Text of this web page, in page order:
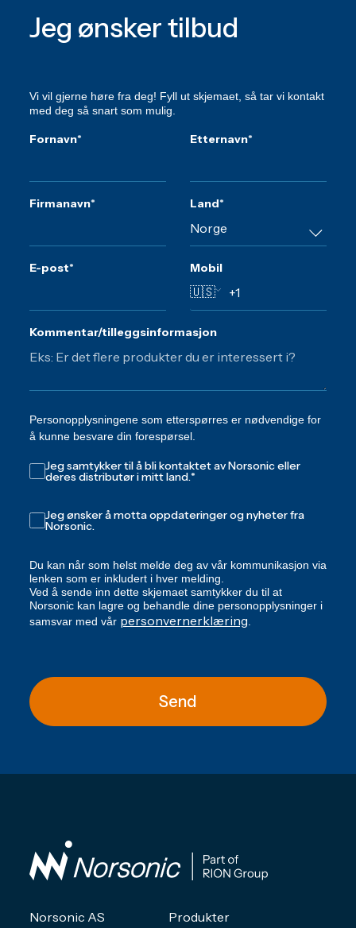
Jeg ønsker tilbud
Vi vil gjerne høre fra deg! Fyll ut skjemaet, så tar vi kontakt
med deg så snart som mulig.
Fornavn* Etternavn*
Firmanavn* Land*
E-post* Mobil
🇺🇸
Kommentar/tilleggsinformasjon
Personopplysningene som etterspørres er nødvendige for
å kunne besvare din forespørsel.
Jeg samtykker til å bli kontaktet av Norsonic eller
deres distributør i mitt land.*
Jeg ønsker å motta oppdateringer og nyheter fra
Norsonic.
Du kan når som helst melde deg av vår kommunikasjon via
lenken som er inkludert i hver melding.
Ved å sende inn dette skjemaet samtykker du til at
Norsonic kan lagre og behandle dine personopplysninger i
samsvar med vår personvernerklæring
Send
Norsonic AS
Produkter